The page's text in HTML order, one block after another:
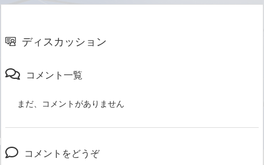
ディスカッション
コメント一覧
まだ、コメントがありません
コメントをどうぞ